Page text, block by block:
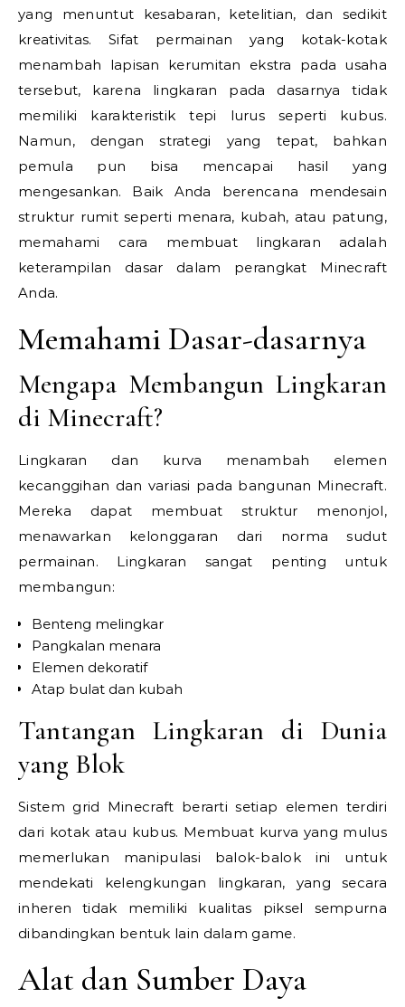
yang menuntut kesabaran, ketelitian, dan sedikit
kreativitas. Sifat permainan yang kotak-kotak
menambah lapisan kerumitan ekstra pada usaha
tersebut, karena lingkaran pada dasarnya tidak
memiliki karakteristik tepi lurus seperti kubus.
Namun, dengan strategi yang tepat, bahkan
pemula pun bisa mencapai hasil yang
mengesankan. Baik Anda berencana mendesain
struktur rumit seperti menara, kubah, atau patung,
memahami cara membuat lingkaran adalah
keterampilan dasar dalam perangkat Minecraft
Anda.
Memahami Dasar-dasarnya
Mengapa Membangun Lingkaran
di Minecraft?
Lingkaran dan kurva menambah elemen
kecanggihan dan variasi pada bangunan Minecraft.
Mereka dapat membuat struktur menonjol,
menawarkan kelonggaran dari norma sudut
permainan. Lingkaran sangat penting untuk
membangun:
Benteng melingkar
Pangkalan menara
Elemen dekoratif
Atap bulat dan kubah
Tantangan Lingkaran di Dunia
yang Blok
Sistem grid Minecraft berarti setiap elemen terdiri
dari kotak atau kubus. Membuat kurva yang mulus
memerlukan manipulasi balok-balok ini untuk
mendekati kelengkungan lingkaran, yang secara
inheren tidak memiliki kualitas piksel sempurna
dibandingkan bentuk lain dalam game.
Alat dan Sumber Daya